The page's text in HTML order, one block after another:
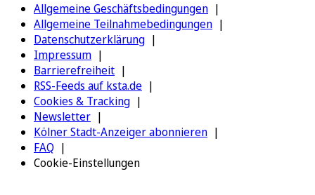
Allgemeine Geschäftsbedingungen
Allgemeine Teilnahmebedingungen
Datenschutzerklärung
Impressum
Barrierefreiheit
RSS-Feeds auf ksta.de
Cookies & Tracking
Newsletter
Kölner Stadt-Anzeiger abonnieren
FAQ
Cookie-Einstellungen